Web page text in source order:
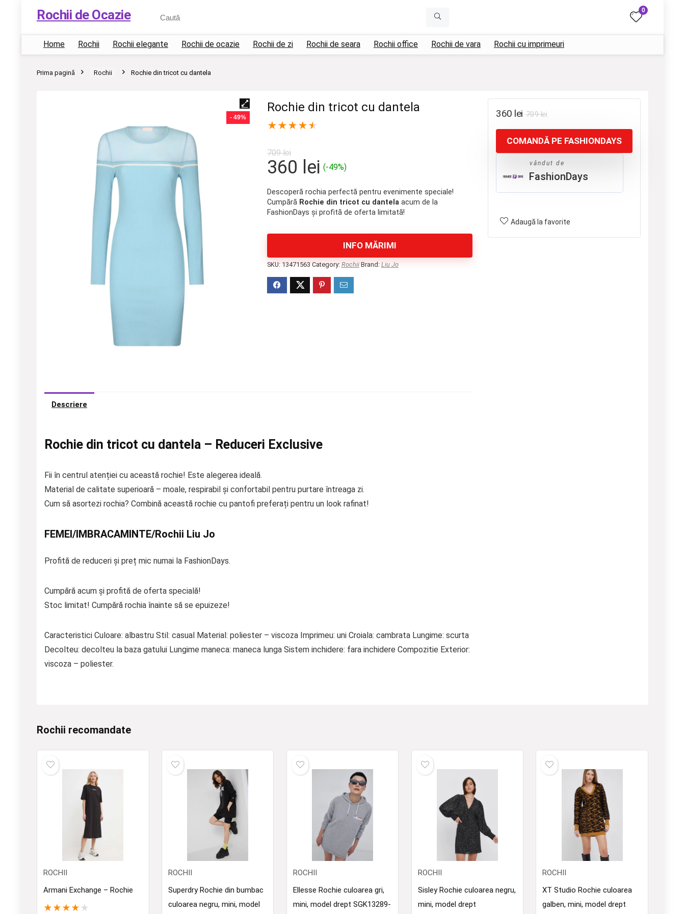
Rochii de Ocazie 0
Home Rochii Rochii elegante Rochii de ocazie Rochii de zi Rochii de seara Rochii office Rochii de vara Rochii cu imprimeuri
Prima pagină Rochii Rochie din tricot cu dantela
- 49%
Rochie din tricot cu dantela
★★★★★
709lei
Prețul
a
fost:
709 lei.
360 leiPrețul
este:
360 lei.
(-49%)
Descoperă rochia perfectă pentru evenimente speciale!
Cumpără Rochie din tricot cu dantelaacum de la
FashionDays și profită de oferta limitată!
INFO MĂRIMI
SKU: 13471563 Category: Rochii Brand: Liu Jo
Descriere
Rochie din tricot cu dantela – Reduceri Exclusive
Fii în centrul atenției cu această rochie! Este alegerea ideală.
Material de calitate superioară – moale, respirabil și confortabil pentru purtare întreaga zi.
Cum să asortezi rochia? Combină această rochie cu pantofi preferați pentru un look rafinat!
FEMEI/IMBRACAMINTE/Rochii Liu Jo
Profită de reduceri și preț mic numai la FashionDays.
Cumpără acum și profită de oferta specială!
Stoc limitat! Cumpără rochia înainte să se epuizeze!
Caracteristici Culoare: albastru Stil: casual Material: poliester – viscoza Imprimeu: uni Croiala: cambrata Lungime: scurta
Decolteu: decolteu la baza gatului Lungime maneca: maneca lunga Sistem inchidere: fara inchidere Compozitie Exterior:
viscoza – poliester.
709leiPrețul
inițial
a
fost:
709 lei.
360 lei
Prețul
curent
este:
360 lei.
COMANDĂ PE FASHIONDAYS
vândut de
FashionDays
Adaugă la favorite
Rochii recomandate
ROCHII
Armani Exchange – Rochie
★ ★ ★ ★ ★
ROCHII
Superdry Rochie din bumbac
culoarea negru, mini, model
ROCHII
Ellesse Rochie culoarea gri,
mini, model drept SGK13289-
ROCHII
Sisley Rochie culoarea negru,
mini, model drept
ROCHII
XT Studio Rochie culoarea
galben, mini, model drept